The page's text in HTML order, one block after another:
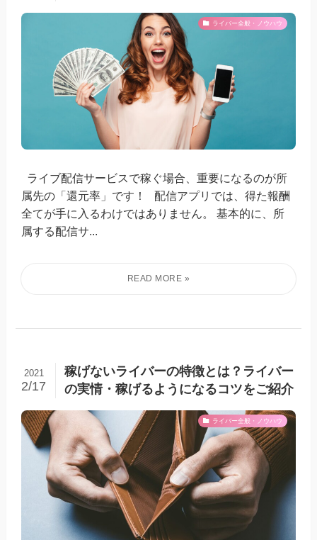
ライバー全般・ノウハウ
ライブ配信サービスで稼ぐ場合、重要になるのが所
属先の「還元率」です！ 配信アプリでは、得た報酬
全てが手に入るわけではありません。 基本的に、所
属する配信サ...
稼げないライバーの特徴とは？ライバー
の実情・稼げるようになるコツをご紹介
2021
2/17
ライバー全般・ノウハウ